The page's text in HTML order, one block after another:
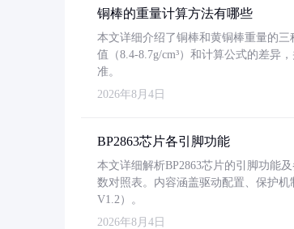
铜棒的重量计算方法有哪些
本文详细介绍了铜棒和黄铜棒重量的
值（8.4-8.7g/cm³）和计算公式的差异
准。
2026年8月4日
BP2863芯片各引脚功能
本文详细解析BP2863芯片的引脚功能
数对照表。内容涵盖驱动配置、保护
V1.2）。
2026年8月4日